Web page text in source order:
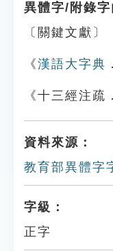
異體字/附錄字
〔關鍵文獻〕
《漢語大字典
《十三經注疏．
資料來源：
教育部異體字
字級：
正字